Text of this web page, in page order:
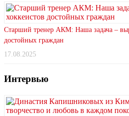
Старший тренер АКМ: Наша задача –
достойных граждан
17.08.2025
Интервью